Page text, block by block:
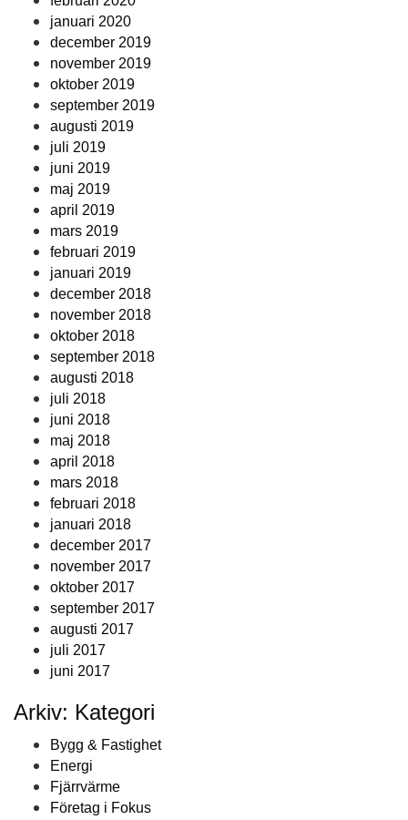
januari 2020
december 2019
november 2019
oktober 2019
september 2019
augusti 2019
juli 2019
juni 2019
maj 2019
april 2019
mars 2019
februari 2019
januari 2019
december 2018
november 2018
oktober 2018
september 2018
augusti 2018
juli 2018
juni 2018
maj 2018
april 2018
mars 2018
februari 2018
januari 2018
december 2017
november 2017
oktober 2017
september 2017
augusti 2017
juli 2017
juni 2017
Arkiv: Kategori
Bygg & Fastighet
Energi
Fjärrvärme
Företag i Fokus